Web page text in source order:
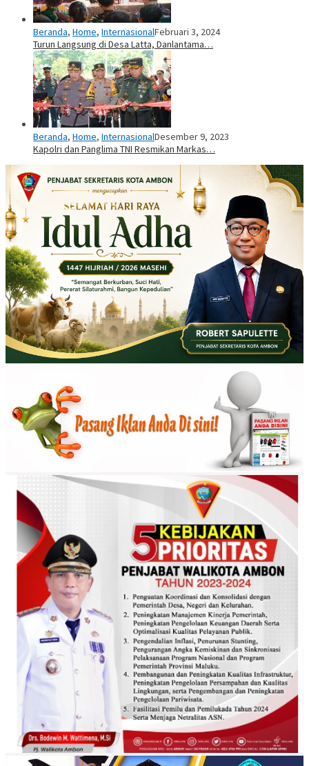
Beranda, Home, InternasionalFebruari 3, 2024
Turun Langsung di Desa Latta, Danlantama…
Beranda, Home, InternasionalDesember 9, 2023
Kapolri dan Panglima TNI Resmikan Markas…